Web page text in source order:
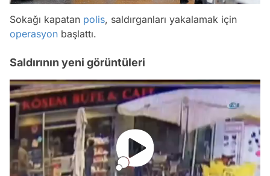
Sokağı kapatan polis, saldırganları yakalamak için
operasyon başlattı.
Saldırının yeni görüntüleri